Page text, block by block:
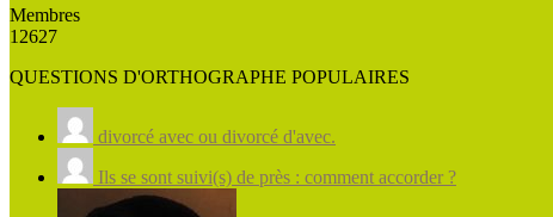
Membres
12627
QUESTIONS D'ORTHOGRAPHE POPULAIRES
divorcé avec ou divorcé d'avec.
Ils se sont suivi(s) de près : comment accorder ?